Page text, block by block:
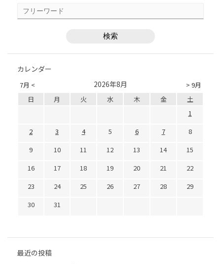
カレンダー
7月 < > 9月
2026年8月
日 月 火 水 木 金
土
1
2
3 4 5 6 7
8
9
10 11 12 13 14
15
16
17 18 19 20 21
22
23
24 25 26 27 28
29
30
31
最近の投稿